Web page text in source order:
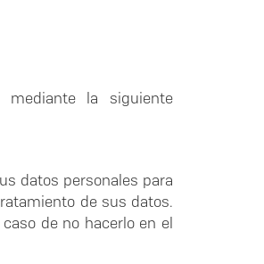
la siguiente
datos personales para
de sus datos.
de no hacerlo en el